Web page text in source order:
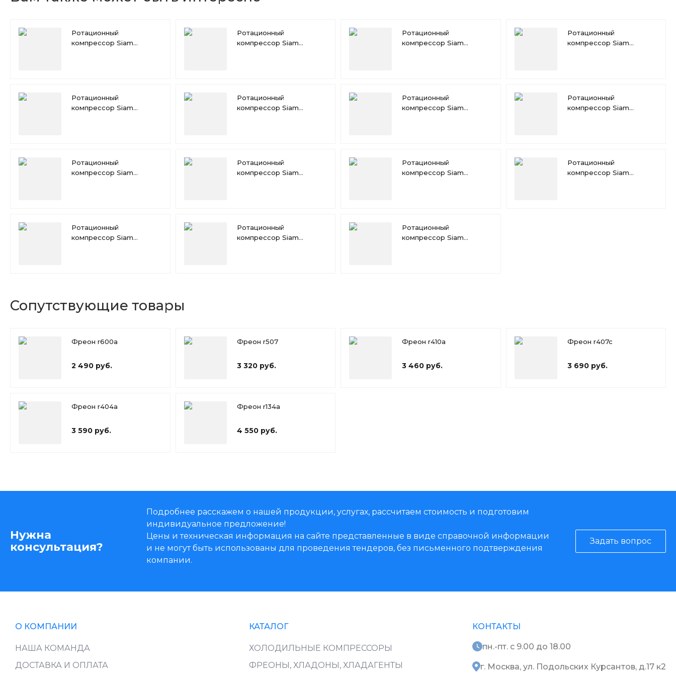
Ротационный
компрессор Siam
Ротационный
компрессор Siam
Ротационный
компрессор Siam
Ротационный
компрессор Siam
Ротационный
компрессор Siam
Ротационный
компрессор Siam
Ротационный
компрессор Siam
Ротационный
компрессор Siam
Ротационный
компрессор Siam
Ротационный
компрессор Siam
Ротационный
компрессор Siam
Ротационный
компрессор Siam
Ротационный
компрессор Siam
Ротационный
компрессор Siam
Ротационный
компрессор Siam
Сопутствующие товары
Фреон r600a
2 490 руб.
Фреон r507
3 320 руб.
Фреон r410a
3 460 руб.
Фреон r407c
3 690 руб.
Фреон r404a
3 590 руб.
Фреон r134a
4 550 руб.
Нужна
консультация?
Подробнее расскажем о нашей продукции, услугах, рассчитаем стоимость и подготовим
индивидуальное предложение!
Цены и техническая информация на сайте представленные в виде справочной информации
и не могут быть использованы для проведения тендеров, без письменного подтверждения
компании.
Задать вопрос
О КОМПАНИИ
НАША КОМАНДА
ДОСТАВКА И ОПЛАТА
КАТАЛОГ
ХОЛОДИЛЬНЫЕ КОМПРЕССОРЫ
ФРЕОНЫ, ХЛАДОНЫ, ХЛАДАГЕНТЫ
КОНТАКТЫ
пн.-пт. с 9.00 до 18.00
г. Москва, ул. Подольских Курсантов, д.17 к2